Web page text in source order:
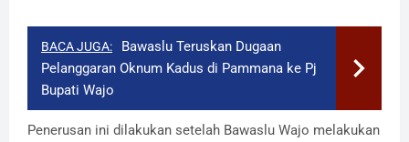
BACA JUGA:
Bawaslu Teruskan Dugaan
Pelanggaran Oknum Kadus di Pammana ke Pj
Bupati Wajo
Penerusan ini dilakukan setelah Bawaslu Wajo melakukan